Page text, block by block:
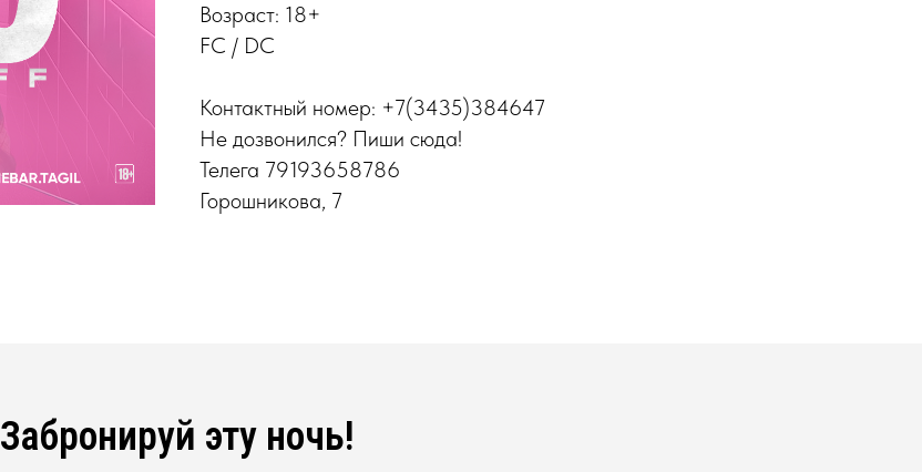
Возраст: 18+
FC / DC
Контактный номер: +7(3435)384647
Не дозвонился? Пиши сюда!
Телега 79193658786
Горошникова, 7
Забронируй эту ночь!